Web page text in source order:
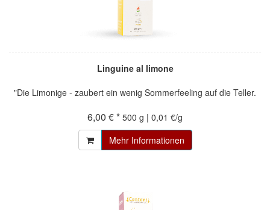
Linguine al limone
"Die Limonige - zaubert ein wenig Sommerfeeling auf die Teller.
6,00 € * 500 g | 0,01 €/g
Mehr Informationen